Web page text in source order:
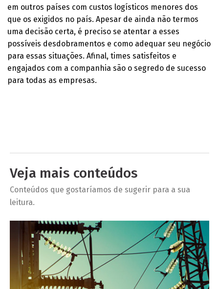
em outros países com custos logísticos menores dos
que os exigidos no país. Apesar de ainda não termos
uma decisão certa, é preciso se atentar a esses
possíveis desdobramentos e como adequar seu negócio
para essas situações. Afinal, times satisfeitos e
engajados com a companhia são o segredo de sucesso
para todas as empresas.
Veja mais conteúdos
Conteúdos que gostaríamos de sugerir para a sua
leitura.